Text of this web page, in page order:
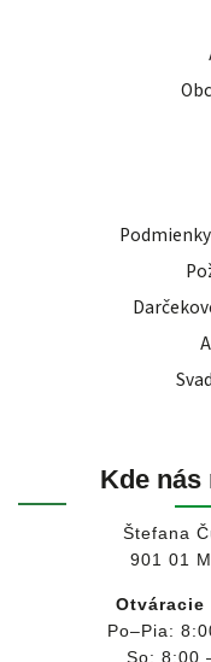
Kde nás
Štefana
901 01
Po–Pia:
So: 8:00